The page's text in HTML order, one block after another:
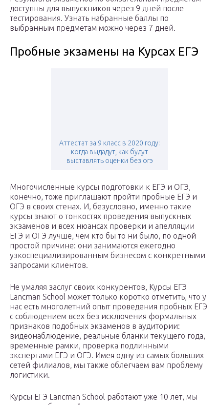
доступны для выпускников через 9 дней после
тестирования. Узнать набранные баллы по
выбранным предметам можно через 7 дней.
Пробные экзамены на Курсах ЕГЭ
Аттестат за 9 класс в 2020 году:
когда выдадут, как будут
выставлять оценки без огэ
Многочисленные курсы подготовки к ЕГЭ и ОГЭ,
конечно, тоже приглашают пройти пробные ЕГЭ и
ОГЭ в своих стенах. И, безусловно, именно такие
курсы знают о тонкостях проведения выпускных
экзаменов и всех нюансах проверки и апелляции
ЕГЭ и ОГЭ лучше, чем кто бы то ни было, по одной
простой причине: они занимаются ежегодно
узкоспециализированным бизнесом с конкретными
запросами клиентов.
Не умаляя заслуг своих конкурентов, Курсы ЕГЭ
Lancman School может только коротко отметить, что у
нас есть многолетний опыт проведения пробных ЕГЭ
с соблюдением всех без исключения формальных
признаков подобных экзаменов в аудитории:
видеонаблюдение, реальные бланки текущего года,
временные рамки, проверка подлинными
экспертами ЕГЭ и ОГЭ. Имея одну из самых больших
сетей филиалов, мы также облегчаем вам проблему
логистики.
Курсы ЕГЭ Lancman School работают уже 10 лет, мы